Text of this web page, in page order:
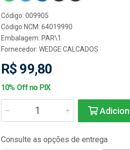
Código: 009905
Código NCM: 64019990
Embalagem: PAR\1
Fornecedor: WEDGE CALCADOS
R$ 99,80
10% Off no PIX
Consulte as opções de entrega